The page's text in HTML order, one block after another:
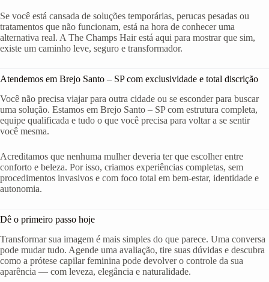
Se você está cansada de soluções temporárias, perucas pesadas ou
tratamentos que não funcionam, está na hora de conhecer uma
alternativa real. A The Champs Hair está aqui para mostrar que sim,
existe um caminho leve, seguro e transformador.
Atendemos em Brejo Santo – SP com exclusividade e total discrição
Você não precisa viajar para outra cidade ou se esconder para buscar
uma solução. Estamos em Brejo Santo – SP com estrutura completa,
equipe qualificada e tudo o que você precisa para voltar a se sentir
você mesma.
Acreditamos que nenhuma mulher deveria ter que escolher entre
conforto e beleza. Por isso, criamos experiências completas, sem
procedimentos invasivos e com foco total em bem-estar, identidade e
autonomia.
Dê o primeiro passo hoje
Transformar sua imagem é mais simples do que parece. Uma conversa
pode mudar tudo. Agende uma avaliação, tire suas dúvidas e descubra
como a prótese capilar feminina pode devolver o controle da sua
aparência — com leveza, elegância e naturalidade.